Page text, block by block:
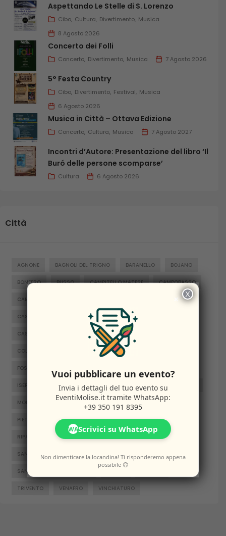
Aspettando Le Stelle di S. Lorenzo
Cibo Cultura Divertimento Musica
8 Agosto 2026
Concerto dei Folli
Concerto Divertimento Musica 7 Agosto 2026
5° Festa Country
Cibo Divertimento Festival Musica
6 Agosto 2026
Musica in Città – Ottava Edizione
Concerto Cultura Musica 7 Agosto 2027
Incontri d’Autore: Presentazione del libro ‘Il
Buró delle persone scomparse’
Cultura 6 Agosto 2026
Città
AGNONE BAGNOLI DEL TRIGNO BARANELLO BOJANO
BONEFRO BUSSO CAMPITELLO MATESE CAMPOBASSO
CAMPOMARINO
CASACALENDA CASTELNUOVO AL VOLTURNO
CASTELPETROSO CASTROPIGNANO
COLLE D'ANCHISE COLLETORTO
FOSSALTO
ISERNIA JELSI LARINO MACCHIAGODENA
MONTENERO DI BISACCIA ORATINO PESCHE
PIETRABBONDANTE PIETRACATELLA RICCIA
RIPALIMOSANI
SAN GIACOMO DEGLI SCHIAVONI SAN MASSIMO
SANTA CROCE DI MAGLIANO
TRIVENTO VENAFRO VINCHIATURO
×
Vuoi pubblicare un evento?
Invia i dettagli del tuo evento su
EventiMolise.it tramite WhatsApp:
+39 350 191 8395
WAScrivici su WhatsApp
Non dimenticare la locandina! Ti risponderemo appena
possibile 😊
X